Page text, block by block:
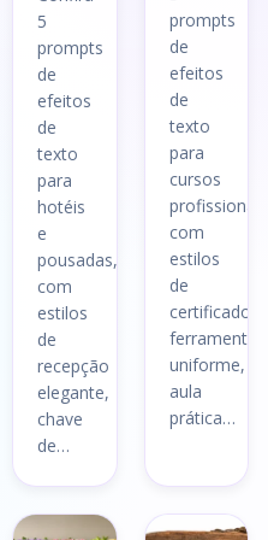
5
prompts
de
efeitos
de
texto
para
hotéis
e
pousadas,
com
estilos
de
recepção
elegante,
chave
de…
prompts
de
efeitos
de
texto
para
cursos
com
estilos
de
certificado,
uniforme,
aula
prática…